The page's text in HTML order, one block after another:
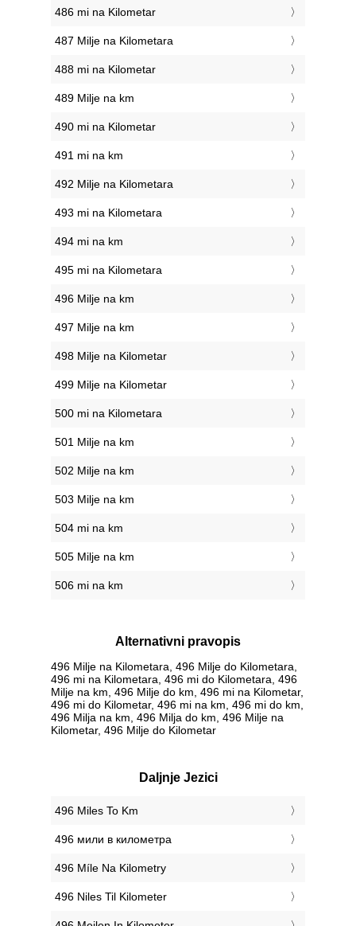
486 mi na Kilometar
487 Milje na Kilometara
488 mi na Kilometar
489 Milje na km
490 mi na Kilometar
491 mi na km
492 Milje na Kilometara
493 mi na Kilometara
494 mi na km
495 mi na Kilometara
496 Milje na km
497 Milje na km
498 Milje na Kilometar
499 Milje na Kilometar
500 mi na Kilometara
501 Milje na km
502 Milje na km
503 Milje na km
504 mi na km
505 Milje na km
506 mi na km
Alternativni pravopis
496 Milje na Kilometara, 496 Milje do Kilometara,
496 mi na Kilometara, 496 mi do Kilometara, 496
Milje na km, 496 Milje do km, 496 mi na Kilometar,
496 mi do Kilometar, 496 mi na km, 496 mi do km,
496 Milja na km, 496 Milja do km, 496 Milje na
Kilometar, 496 Milje do Kilometar
Daljnje Jezici
‎496 Miles To Km
‎496 мили в километра
‎496 Míle Na Kilometry
‎496 Niles Til Kilometer